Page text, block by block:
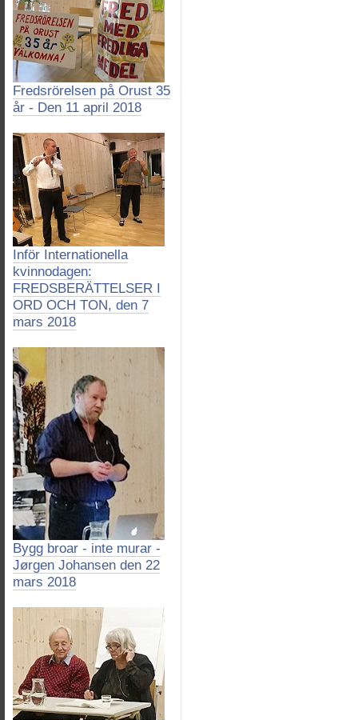
Fredsrörelsen på Orust 35
år - Den 11 april 2018
Inför Internationella
kvinnodagen:
FREDSBERÄTTELSER I
ORD OCH TON, den 7
mars 2018
Bygg broar - inte murar -
Jørgen Johansen den 22
mars 2018